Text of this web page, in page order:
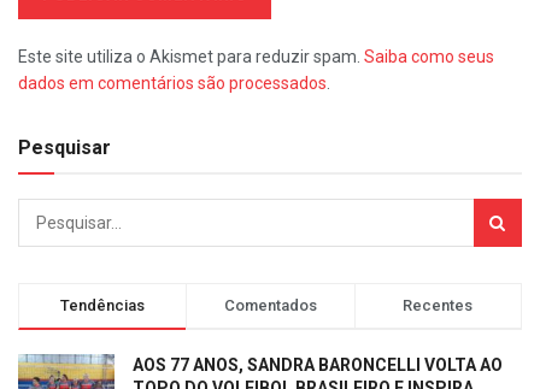
Este site utiliza o Akismet para reduzir spam. Saiba como seus
dados em comentários são processados
Pesquisar
Tendências Comentados Recentes
AOS 77 ANOS, SANDRA BARONCELLI VOLTA AO